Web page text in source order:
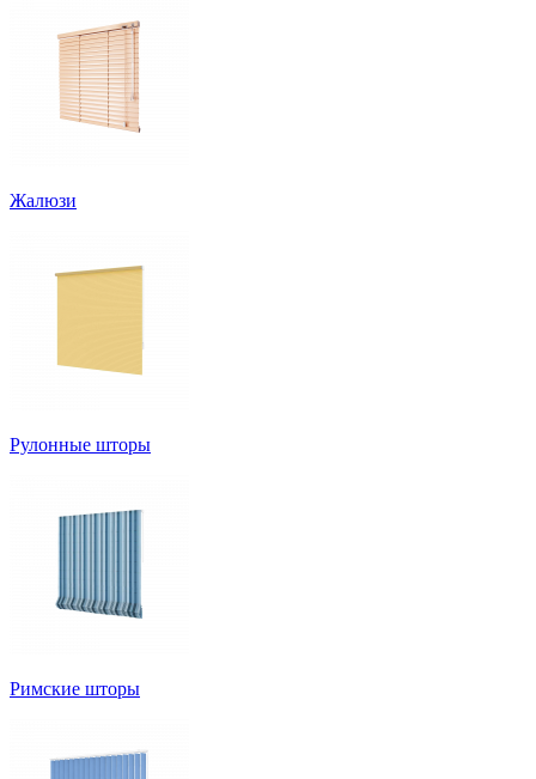
Жалюзи
Рулонные шторы
Римские шторы